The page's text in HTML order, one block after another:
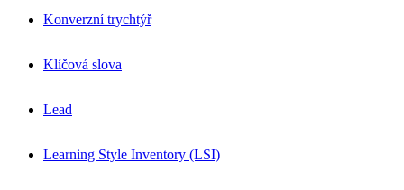
Konverzní trychtýř
Klíčová slova
Lead
Learning Style Inventory (LSI)